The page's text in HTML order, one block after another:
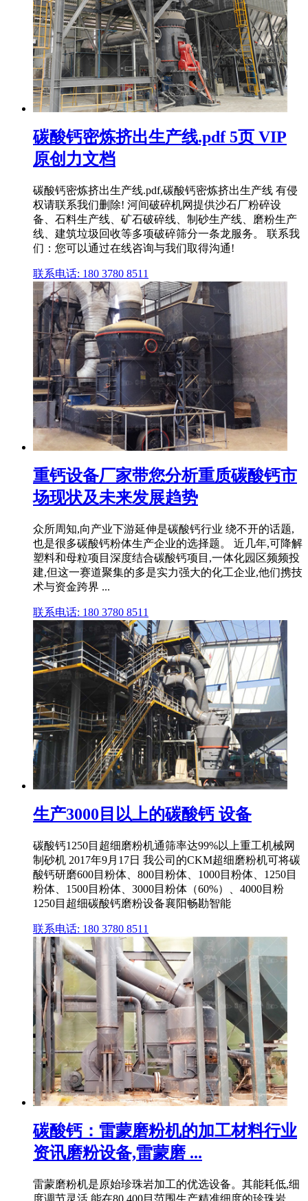
碳酸钙密炼挤出生产线.pdf 5页 VIP
原创力文档
碳酸钙密炼挤出生产线.pdf,碳酸钙密炼挤出生产线 有侵
权请联系我们删除! 河间破碎机网提供沙石厂粉碎设
备、石料生产线、矿石破碎线、制砂生产线、磨粉生产
线、建筑垃圾回收等多项破碎筛分一条龙服务。 联系我
们：您可以通过在线咨询与我们取得沟通!
联系电话: 180 3780 8511
重钙设备厂家带您分析重质碳酸钙市
场现状及未来发展趋势
众所周知,向产业下游延伸是碳酸钙行业 绕不开的话题,
也是很多碳酸钙粉体生产企业的选择题。 近几年,可降解
塑料和母粒项目深度结合碳酸钙项目,一体化园区频频投
建,但这一赛道聚集的多是实力强大的化工企业,他们携技
术与资金跨界 ...
联系电话: 180 3780 8511
生产3000目以上的碳酸钙 设备
碳酸钙1250目超细磨粉机通筛率达99%以上重工机械网
制砂机 2017年9月17日 我公司的CKM超细磨粉机可将碳
酸钙研磨600目粉体、800目粉体、1000目粉体、1250目
粉体、1500目粉体、3000目粉体（60%）、4000目粉
1250目超细碳酸钙磨粉设备襄阳畅勘智能
联系电话: 180 3780 8511
碳酸钙：雷蒙磨粉机的加工材料行业
资讯磨粉设备,雷蒙磨 ...
雷蒙磨粉机是原始珍珠岩加工的优选设备。其能耗低,细
度调节灵活,能在80 400目范围生产精准细度的珍珠岩